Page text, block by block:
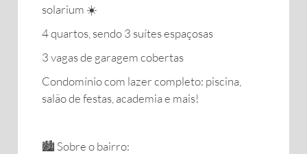
solarium ☀️
4 quartos, sendo 3 suítes espaçosas
3 vagas de garagem cobertas
Condomínio com lazer completo: piscina,
salão de festas, academia e mais!
🏙️ Sobre o bairro: